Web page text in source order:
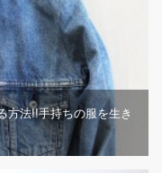
方法!!手持ちの服を生き